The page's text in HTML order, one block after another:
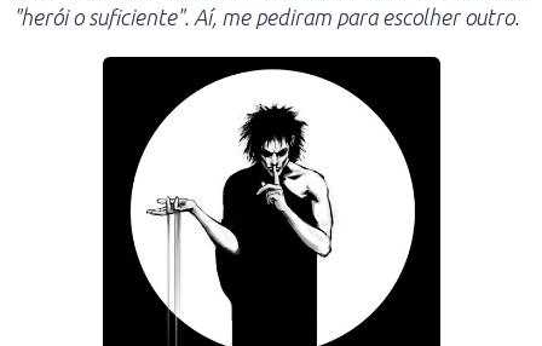
"herói o suficiente". Aí, me pediram para escolher outro.